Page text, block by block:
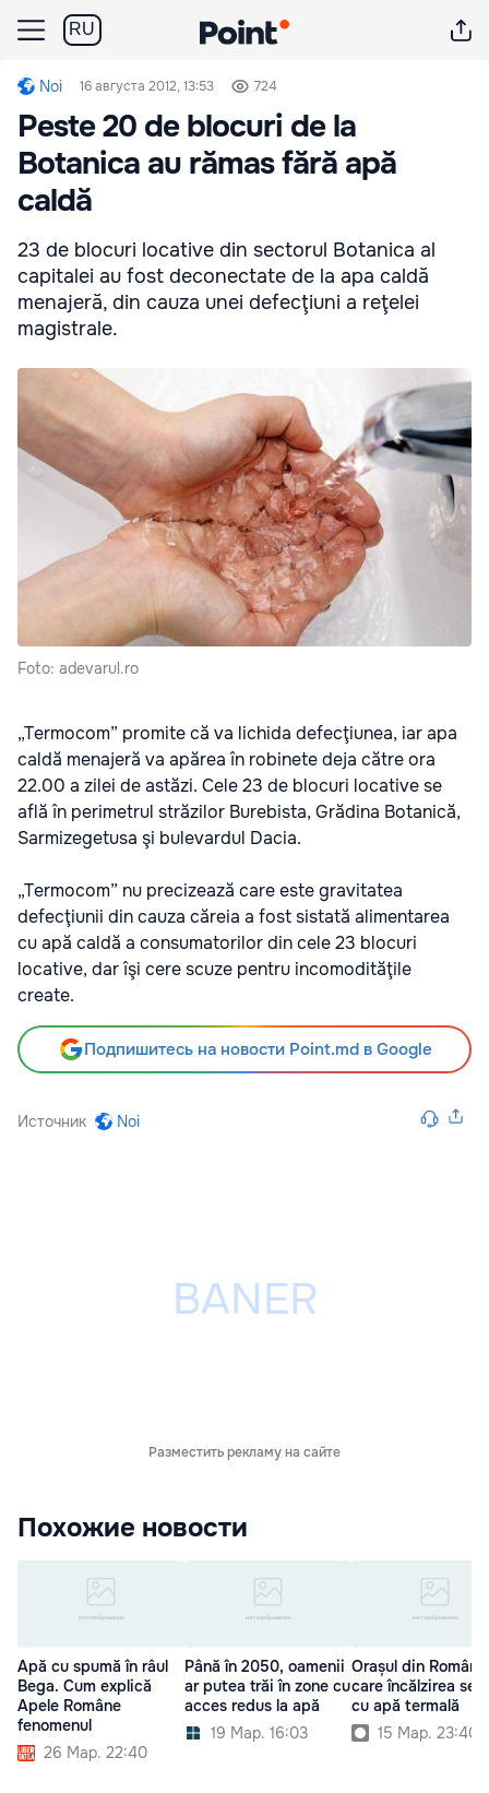
RU
Noi 16 августа 2012, 13:53 724
Peste 20 de blocuri de la
Botanica au rămas fără apă
caldă
23 de blocuri locative din sectorul Botanica al
capitalei au fost deconectate de la apa caldă
menajeră, din cauza unei defecţiuni a reţelei
magistrale.
Foto: adevarul.ro
„Termocom” promite că va lichida defecţiunea, iar apa
caldă menajeră va apărea în robinete deja către ora
22.00 a zilei de astăzi. Cele 23 de blocuri locative se
află în perimetrul străzilor Burebista, Grădina Botanică,
Sarmizegetusa şi bulevardul Dacia.
„Termocom” nu precizează care este gravitatea
defecţiunii din cauza căreia a fost sistată alimentarea
cu apă caldă a consumatorilor din cele 23 blocuri
locative, dar îşi cere scuze pentru incomodităţile
create.
Подпишитесь на новости Point.md в Google
Источник Noi
Разместить рекламу на сайте
Похожие новости
Apă cu spumă în râul
Bega. Cum explică
Apele Române
fenomenul
26 Мар. 22:40
Până în 2050, oamenii
ar putea trăi în zone cu
acces redus la apă
19 Мар. 16:03
Orașul din
care încălzirea se
cu apă termală
15 Мар. 23:40